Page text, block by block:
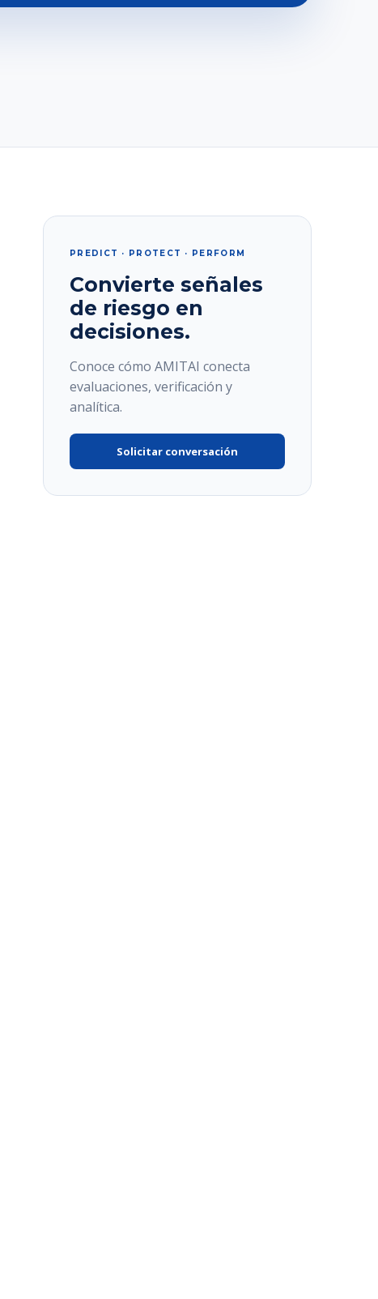
PREDICT · PROTECT · PERFORM
Convierte señales
de riesgo en
decisiones.
Conoce cómo AMITAI conecta
evaluaciones, verificación y
analítica.
Solicitar conversación